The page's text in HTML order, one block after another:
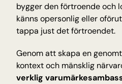
bygger den förtroende och
känns opersonlig eller
tappa just det förtroendet.
Genom att skapa en
verklig